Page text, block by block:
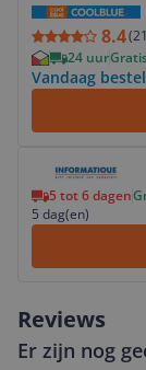
8.4(
24 uur
Vandaag
5 tot 6 dagen
5 dag(en)
Reviews
Er zijn nog